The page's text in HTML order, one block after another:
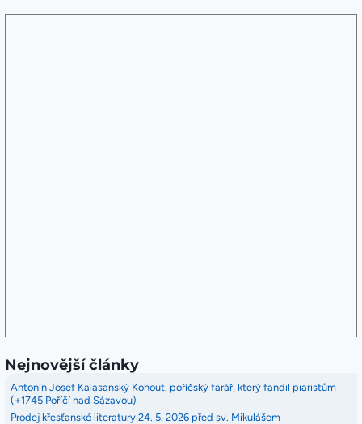
Nejnovější články
Antonín Josef Kalasanský Kohout, poříčský farář, který fandil piaristům
(+1745 Poříčí nad Sázavou)
Prodej křesťanské literatury 24. 5. 2026 před sv. Mikulášem